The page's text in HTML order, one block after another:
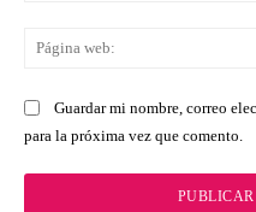
Guardar mi nombre, correo
para la próxima vez que comento.